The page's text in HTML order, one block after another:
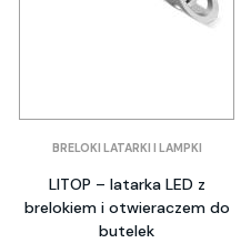
BRELOKI LATARKI I LAMPKI
LITOP – latarka LED z
brelokiem i otwieraczem do
butelek